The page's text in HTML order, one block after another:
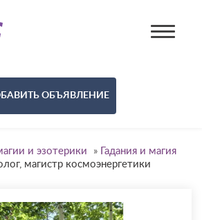
ОБЪЯВЛЕНИЕ
и эзотерики »
Гадания и магия
магистр космоэнергетики